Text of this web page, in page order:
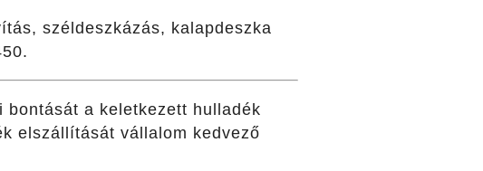
széldeszkázás, kalapdeszka
a keletkezett hulladék
elszállítását vállalom kedvező